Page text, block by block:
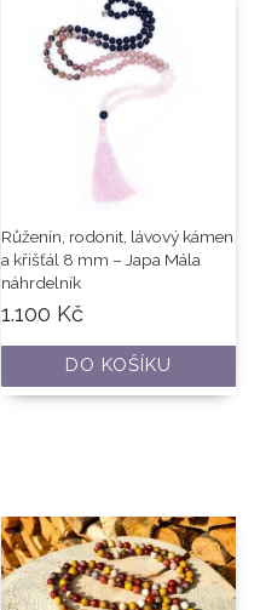
Růženín, rodonit, lávový kámen
a křišťál 8 mm – Japa Mála
náhrdelník
1.100 Kč
DO KOŠÍKU